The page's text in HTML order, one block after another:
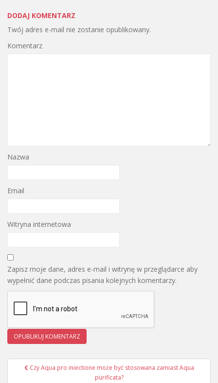
DODAJ KOMENTARZ
Twój adres e-mail nie zostanie opublikowany.
Komentarz
Nazwa
Email
Witryna internetowa
Zapisz moje dane, adres e-mail i witrynę w przeglądarce aby
wypełnić dane podczas pisania kolejnych komentarzy.
Nawigacja wpisu
Czy Aqua pro iniectione może być stosowana zamiast Aqua
purificata?